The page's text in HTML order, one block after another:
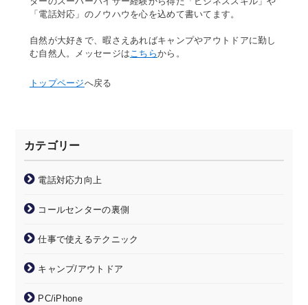
「電話対応」のノウハウを心を込めて書いてます。
自然が大好きで、暇さえあればキャンプやアウトドアに勤し
む自然人。メッセージは こちらから。
トップページへ戻る
カテゴリー
電話対応力向上
コールセンターの裏側
仕事で使えるテクニック
キャンプ/アウトドア
PC/iPhone